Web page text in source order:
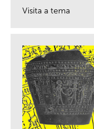
Visita a tema